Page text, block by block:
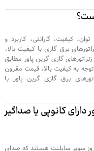
کیفیت، گارانتی، کاربرد و
برق گازی با کیفیت بالا،
گازی گرین پاور مطابق
توجه به کیفیت بالا، قیمت مقرون
برق گازی گرین پاور با
دارای کانوپی یا صداگیر
سوپر سایلنت هستند که صدای